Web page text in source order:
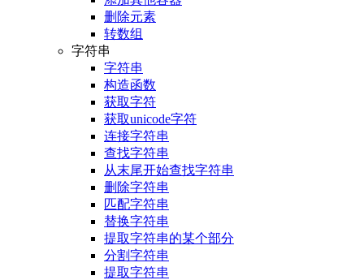
删除元素
转数组
字符串
字符串
构造函数
获取字符
获取unicode字符
连接字符串
查找字符串
从末尾开始查找字符串
删除字符串
匹配字符串
替换字符串
提取字符串的某个部分
分割字符串
提取字符串